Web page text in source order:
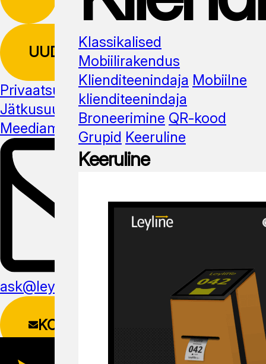
UUDISKIRI
Privaatsuspoliitika
Jätkusuutlikus
Meediamaterjal
ask@leyline.li
KONTAKTIVORM
Klassikalised
Mobiilirakendus
Klienditeenindaja Mobiilne
klienditeenindaja
Broneerimine QR-kood
Grupid Keeruline
Keeruline